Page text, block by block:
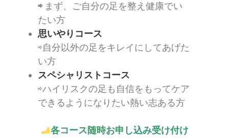
⇨ まず、ご自分の足を整え健康でい
たい方
思いやりコース
⇨自分以外の足をキレイにしてあげた
い方
スペシャリストコース
⇨ハイリスクの足も自信をもってケア
できるようになりたい熱い志ある方
各コース随時お申し込み受け付け